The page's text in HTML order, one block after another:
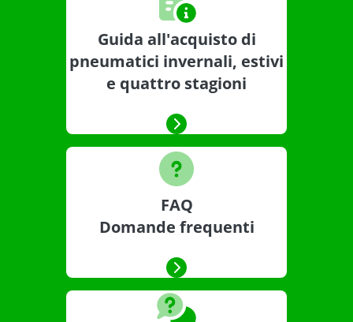
Guida all'acquisto di
pneumatici invernali, estivi
e quattro stagioni
FAQ
Domande frequenti